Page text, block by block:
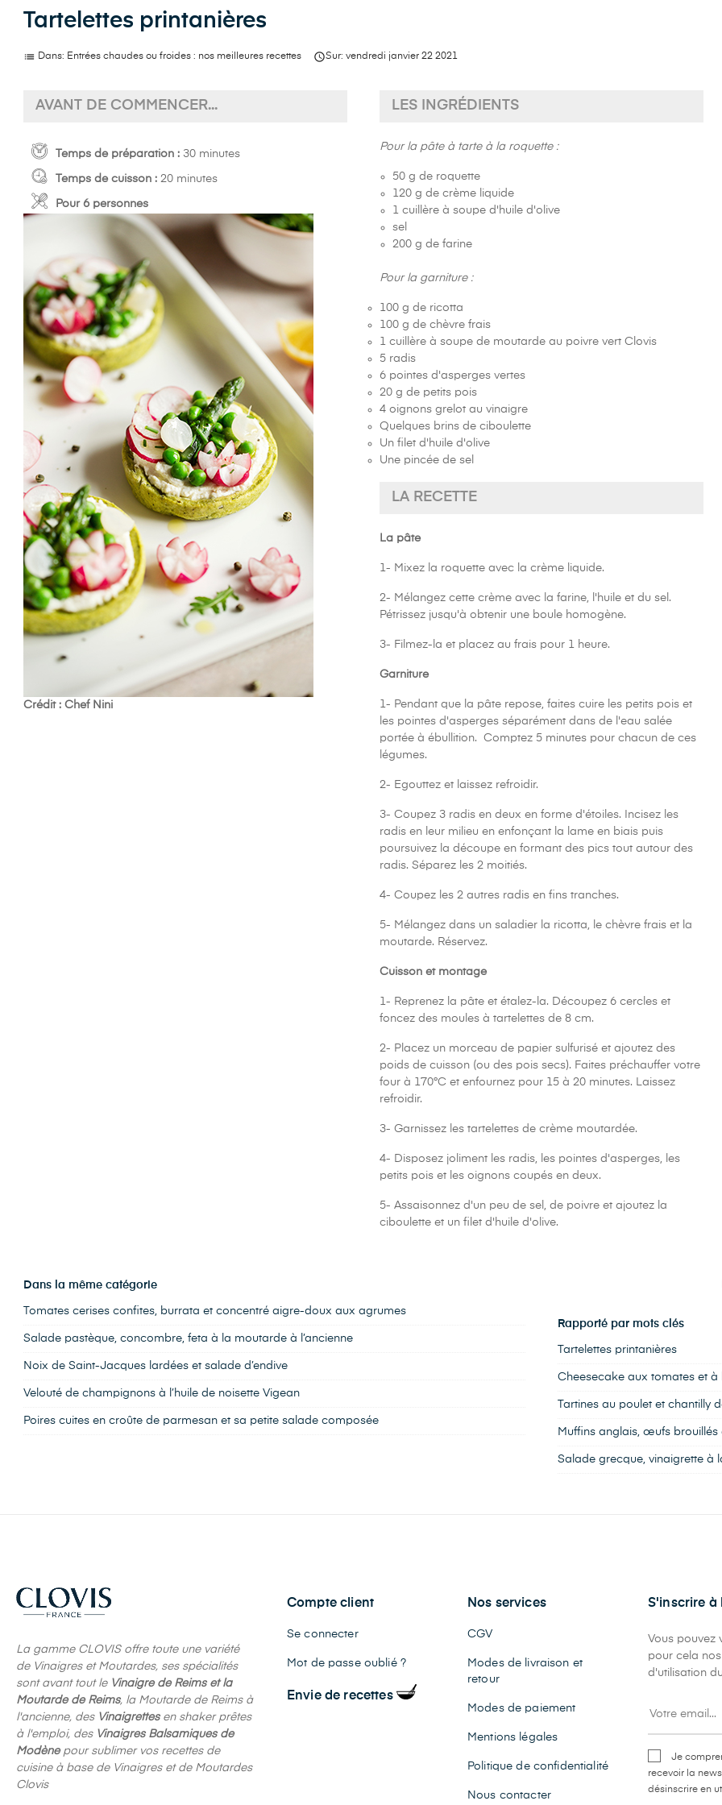
Tartelettes printanières
list Dans: Entrées chaudes ou froides : nos meilleures recettes Sur: vendredi janvier 22 2021
AVANT DE COMMENCER...
Temps de préparation : 30 minutes
Temps de cuisson : 20 minutes
Pour 6 personnes
Crédit : Chef Nini
LES INGRÉDIENTS
Pour la pâte à tarte à la roquette :
50 g de roquette
120 g de crème liquide
1 cuillère à soupe d'huile d'olive
sel
200 g de farine
Pour la garniture :
100 g de ricotta
100 g de chèvre frais
1 cuillère à soupe de moutarde au poivre vert Clovis
5 radis
6 pointes d'asperges vertes
20 g de petits pois
4 oignons grelot au vinaigre
Quelques brins de ciboulette
Un filet d'huile d'olive
Une pincée de sel
LA RECETTE
La pâte
1- Mixez la roquette avec la crème liquide.
2- Mélangez cette crème avec la farine, l'huile et du sel.
Pétrissez jusqu'à obtenir une boule homogène.
3- Filmez-la et placez au frais pour 1 heure.
Garniture
1- Pendant que la pâte repose, faites cuire les petits pois et
les pointes d'asperges séparément dans de l'eau salée
portée à ébullition. Comptez 5 minutes pour chacun de ces
légumes.
2- Egouttez et laissez refroidir.
3- Coupez 3 radis en deux en forme d'étoiles. Incisez les
radis en leur milieu en enfonçant la lame en biais puis
poursuivez la découpe en formant des pics tout autour des
radis. Séparez les 2 moitiés.
4- Coupez les 2 autres radis en fins tranches.
5- Mélangez dans un saladier la ricotta, le chèvre frais et la
moutarde. Réservez.
Cuisson et montage
1- Reprenez la pâte et étalez-la. Découpez 6 cercles et
foncez des moules à tartelettes de 8 cm.
2- Placez un morceau de papier sulfurisé et ajoutez des
poids de cuisson (ou des pois secs). Faites préchauffer votre
four à 170°C et enfournez pour 15 à 20 minutes. Laissez
refroidir.
3- Garnissez les tartelettes de crème moutardée.
4- Disposez joliment les radis, les pointes d'asperges, les
petits pois et les oignons coupés en deux.
5- Assaisonnez d'un peu de sel, de poivre et ajoutez la
ciboulette et un filet d'huile d'olive.
Dans la même catégorie
Tomates cerises confites, burrata et concentré aigre-doux aux agrumes
Salade pastèque, concombre, feta à la moutarde à l’ancienne
Noix de Saint-Jacques lardées et salade d’endive
Velouté de champignons à l’huile de noisette Vigean
Poires cuites en croûte de parmesan et sa petite salade composée
Rapporté par mots clés
Tartelettes printanières
Cheesecake aux tomates et
Tartines au poulet et chantilly
Muffins anglais, œufs brouillés
Salade grecque, vinaigrette à
La gamme CLOVIS offre toute une variété
de Vinaigres et Moutardes, ses spécialités
sont avant tout le Vinaigre de Reims et la
Moutarde de Reims, la Moutarde de Reims à
l'ancienne, des Vinaigrettesen shaker prêtes
à l'emploi, des Vinaigres Balsamiques de
Modènepour sublimer vos recettes de
cuisine à base de Vinaigres et de Moutardes
Clovis
Compte client
Se connecter
Mot de passe oublié ?
Envie de recettes
Nos services
CGV
Modes de livraison et
retour
Modes de paiement
Mentions légales
Politique de confidentialité
Nous contacter
S'inscrire à
Vous pouvez
pour cela
d'utilisation
Je
recevoir la
désinscrire en